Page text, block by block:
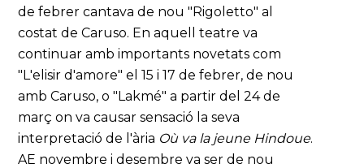
de febrer cantava de nou "Rigoletto" al
costat de Caruso. En aquell teatre va
continuar amb importants novetats com
"L'elisir d'amore" el 15 i 17 de febrer, de nou
amb Caruso, o "Lakmé" a partir del 24 de
març on va causar sensació la seva
interpretació de l'ària Où va la jeune Hindoue.
AE novembre i desembre va ser de nou